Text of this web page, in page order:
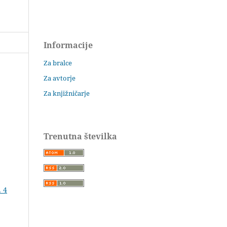
4
Informacije
Za bralce
Za avtorje
Za knjižničarje
Trenutna številka